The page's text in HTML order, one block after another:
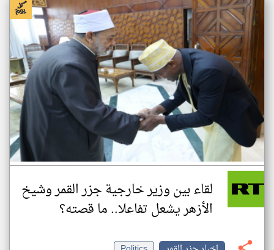
لقاء بين وزير خارجية جزر القمر وشيخ
الأزهر يشعل تفاعلا.. ما قصته؟